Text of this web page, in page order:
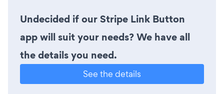
Undecided if our Stripe Link Button
app will suit your needs? We have all
the details you need.
See the details